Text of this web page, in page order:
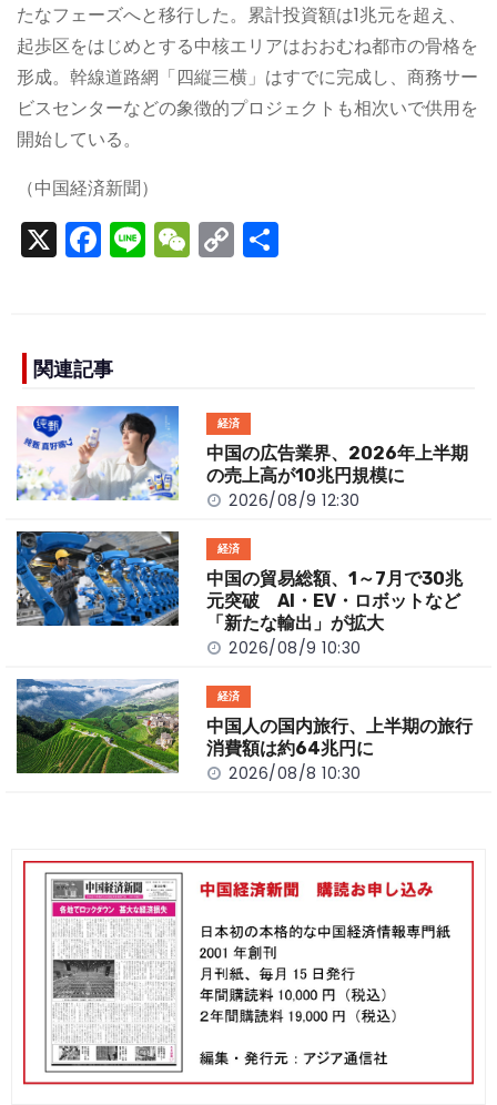
たなフェーズへと移行した。累計投資額は1兆元を超え、
起歩区をはじめとする中核エリアはおおむね都市の骨格を
形成。幹線道路網「四縦三横」はすでに完成し、商務サー
ビスセンターなどの象徴的プロジェクトも相次いで供用を
開始している。
（中国経済新聞）
X F
a
e
b
o
o
k
Li
n
W
e
C
o
n
k
関連記事
経済
中国の広告業界、2026年上半期
の売上高が10兆円規模に
2026/08/9 12:30
経済
中国の貿易総額、1～7月で30兆
元突破 AI・EV・ロボットなど
「新たな輸出」が拡大
2026/08/9 10:30
経済
中国人の国内旅行、上半期の旅行
消費額は約64兆円に
2026/08/8 10:30